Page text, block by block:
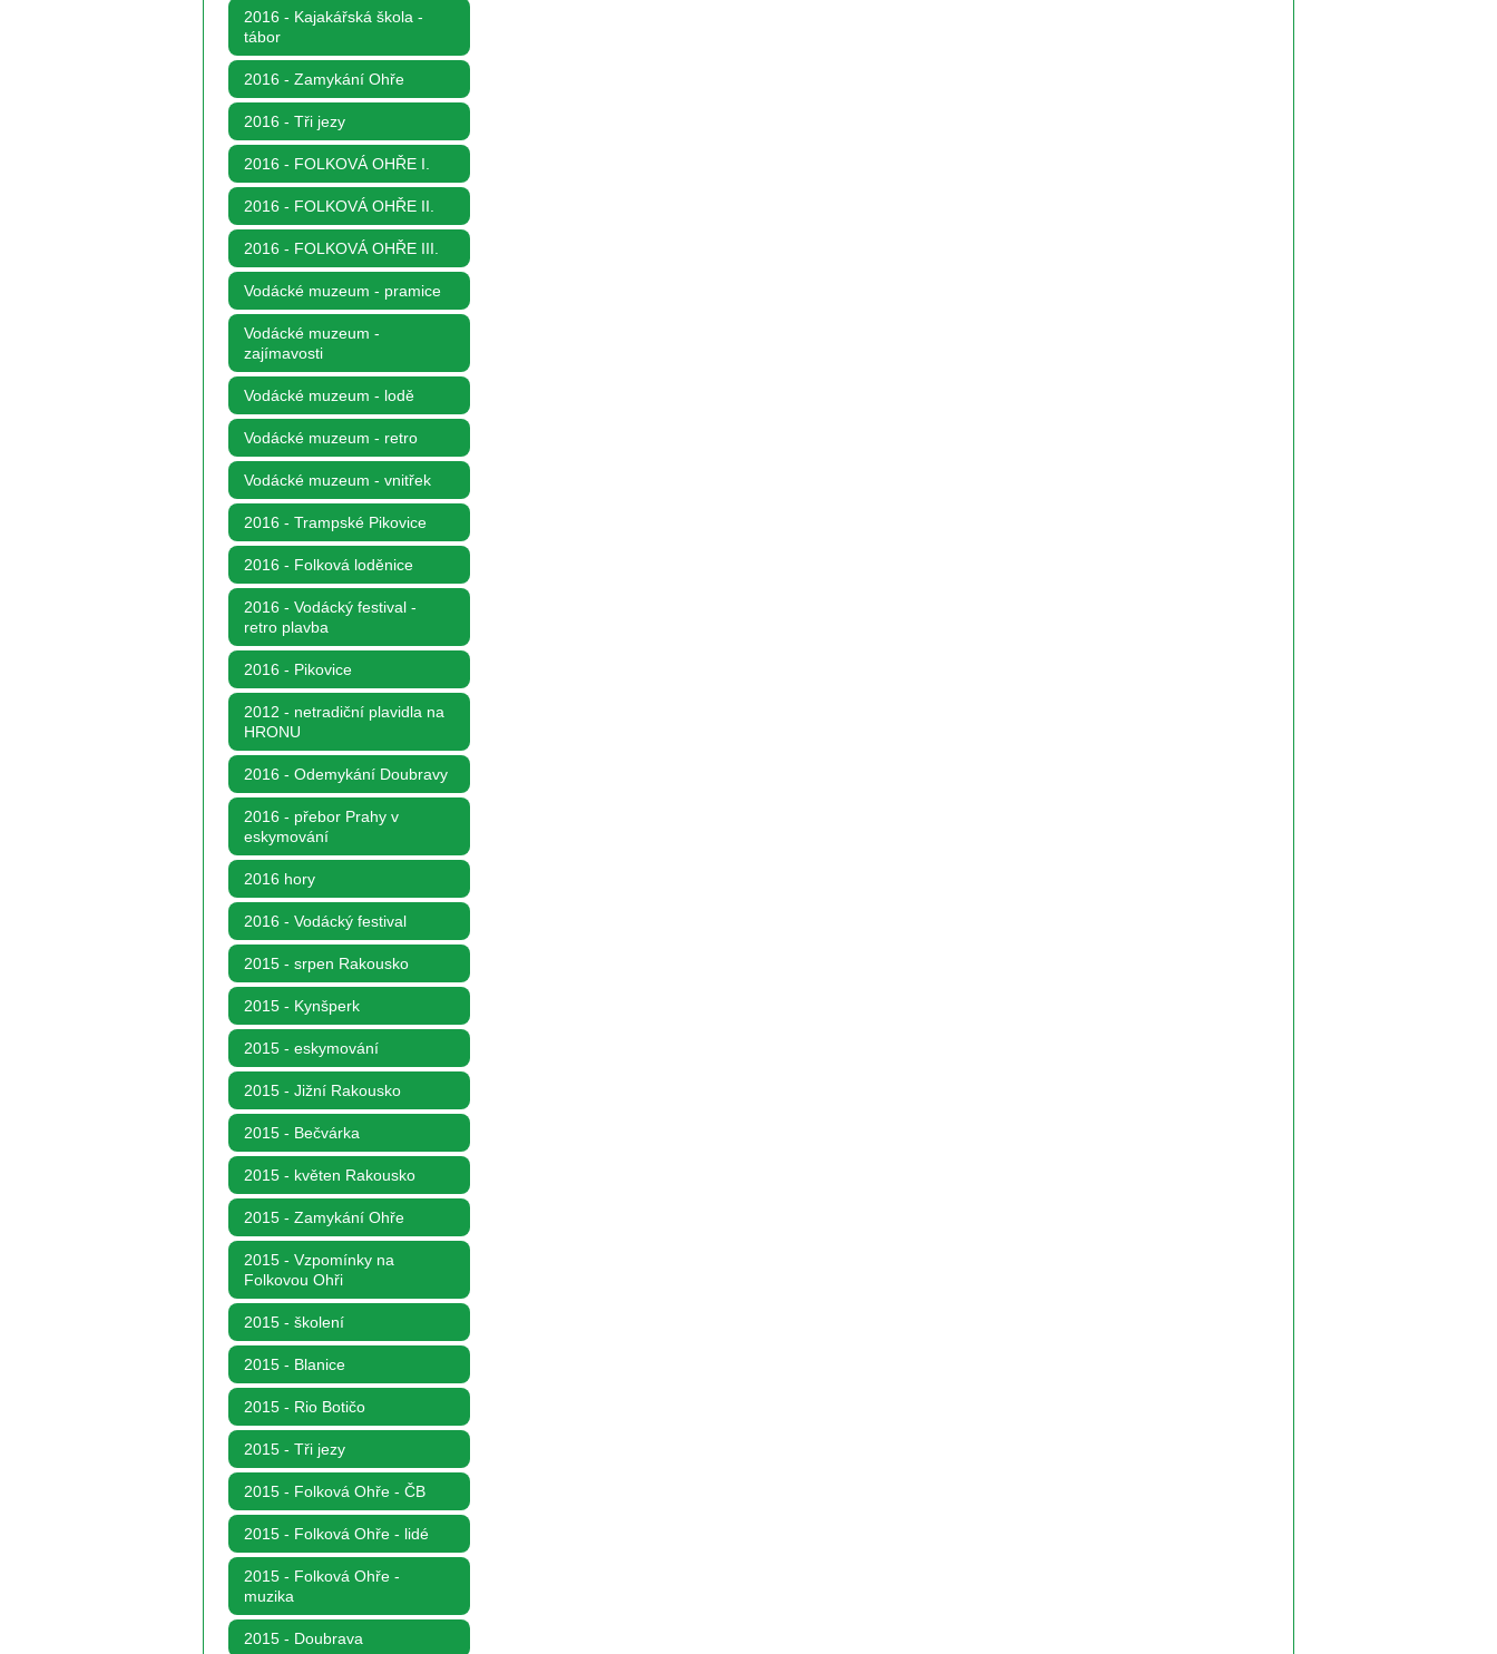
2016 - Kajakářská škola -
tábor
2016 - Zamykání Ohře
2016 - Tři jezy
2016 - FOLKOVÁ OHŘE I.
2016 - FOLKOVÁ OHŘE II.
2016 - FOLKOVÁ OHŘE III.
Vodácké muzeum - pramice
Vodácké muzeum -
zajímavosti
Vodácké muzeum - lodě
Vodácké muzeum - retro
Vodácké muzeum - vnitřek
2016 - Trampské Pikovice
2016 - Folková loděnice
2016 - Vodácký festival -
retro plavba
2016 - Pikovice
2012 - netradiční plavidla na
HRONU
2016 - Odemykání Doubravy
2016 - přebor Prahy v
eskymování
2016 hory
2016 - Vodácký festival
2015 - srpen Rakousko
2015 - Kynšperk
2015 - eskymování
2015 - Jižní Rakousko
2015 - Bečvárka
2015 - květen Rakousko
2015 - Zamykání Ohře
2015 - Vzpomínky na
Folkovou Ohři
2015 - školení
2015 - Blanice
2015 - Rio Botičo
2015 - Tři jezy
2015 - Folková Ohře - ČB
2015 - Folková Ohře - lidé
2015 - Folková Ohře -
muzika
2015 - Doubrava